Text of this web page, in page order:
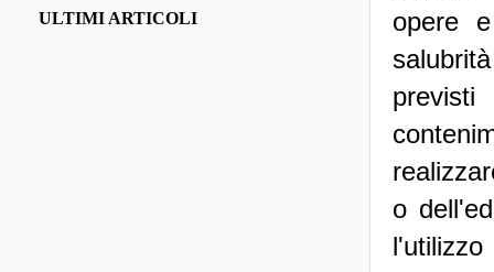
opere
o
ULTIMI ARTICOLI